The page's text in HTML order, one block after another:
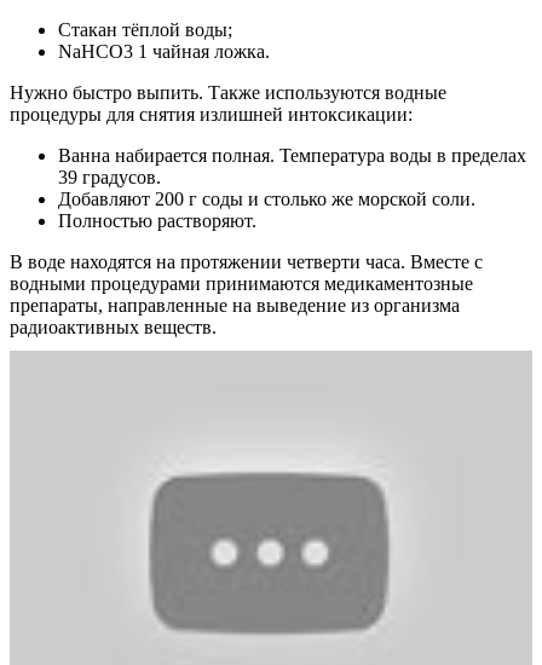
Стакан тёплой воды;
NaHCO3 1 чайная ложка.
Нужно быстро выпить. Также используются водные
процедуры для снятия излишней интоксикации:
Ванна набирается полная. Температура воды в пределах
39 градусов.
Добавляют 200 г соды и столько же морской соли.
Полностью растворяют.
В воде находятся на протяжении четверти часа. Вместе с
водными процедурами принимаются медикаментозные
препараты, направленные на выведение из организма
радиоактивных веществ.